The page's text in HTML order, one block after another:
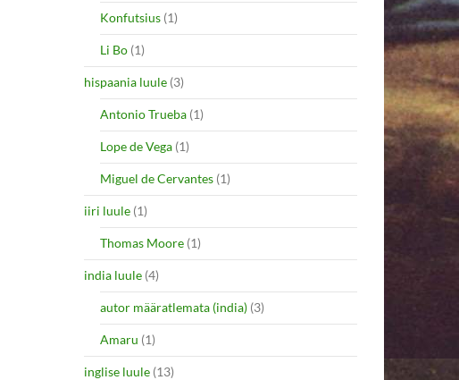
Konfutsius (1)
Li Bo (1)
hispaania luule (3)
Antonio Trueba (1)
Lope de Vega (1)
Miguel de Cervantes (1)
iiri luule (1)
Thomas Moore (1)
india luule (4)
autor määratlemata (india) (3)
Amaru (1)
inglise luule (13)